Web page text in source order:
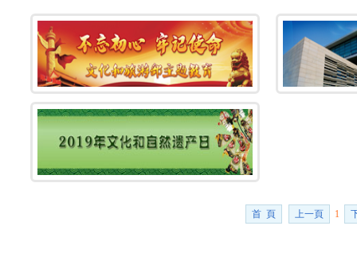
首 頁 上一頁 1